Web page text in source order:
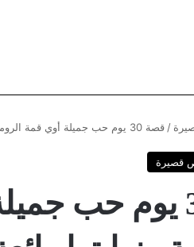
/ قصة 30 يوم حب جميلة أوي قمة الرومانسية والتضحية ونهايتها رائعة
قصيرة
قصة 30 يوم حب